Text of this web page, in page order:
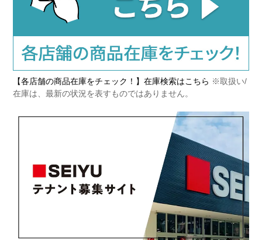
【各店舗の商品在庫をチェック！】在庫検索はこちら ※取扱い/
在庫は、最新の状況を表すものではありません。